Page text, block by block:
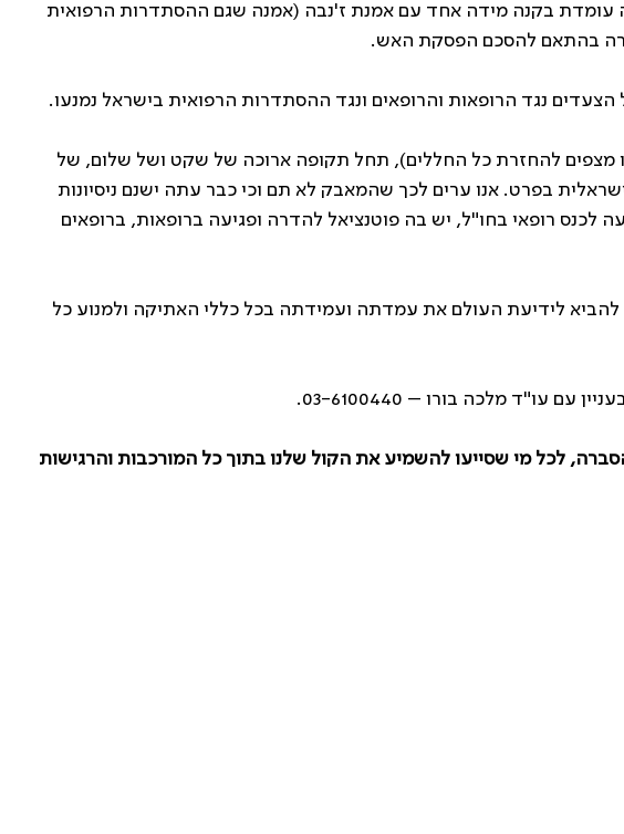
עומדת בקנה מידה אחד עם אמנת ז'נבה (אמנה שגם ההסתדרות הרפואית
בהתאם להסכם הפסקת האש.
נגד הרופאות והרופאים ונגד ההסתדרות הרפואית בישראל נמנעו.
מצפים להחזרת כל החללים), תחל תקופה ארוכה של שקט ושל שלום, של
בפרט. אנו ערים לכך שהמאבק לא תם וכי כבר עתה ישנם ניסיונות
לכנס רופאי בחו"ל, יש בה פוטנציאל להדרה ופגיעה ברופאות, ברופאים
לידיעת העולם את עמדתה ועמידתה בכל כללי האתיקה ולמנוע כל
מלכה בורו – 03-6100440.
לכל מי שסייעו להשמיע את הקול שלנו בתוך כל המורכבות והרגישות